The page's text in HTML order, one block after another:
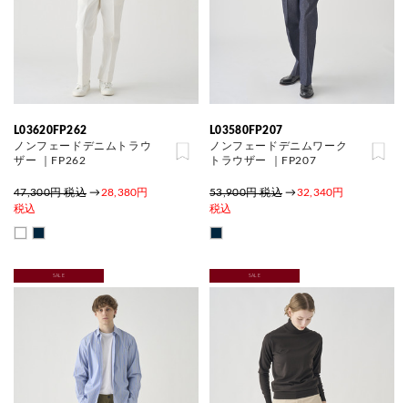
L03620FP262
ノンフェードデニムトラウ
ザー ｜FP262
47,300円 税込 →28,380円
税込
L03580FP207
ノンフェードデニムワーク
トラウザー ｜FP207
53,900円 税込 →32,340円
税込
SALE SALE